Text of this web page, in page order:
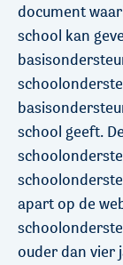
document
school kan
school geeft.
apart op de
ouder dan vier